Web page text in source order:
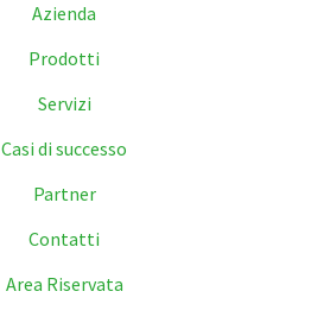
Azienda
Prodotti
Servizi
Casi di successo
Partner
Contatti
Area Riservata